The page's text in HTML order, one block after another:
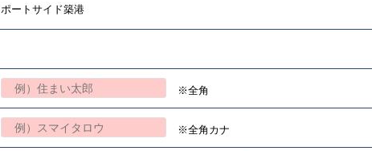
ポートサイド築港
※全角
※全角カナ